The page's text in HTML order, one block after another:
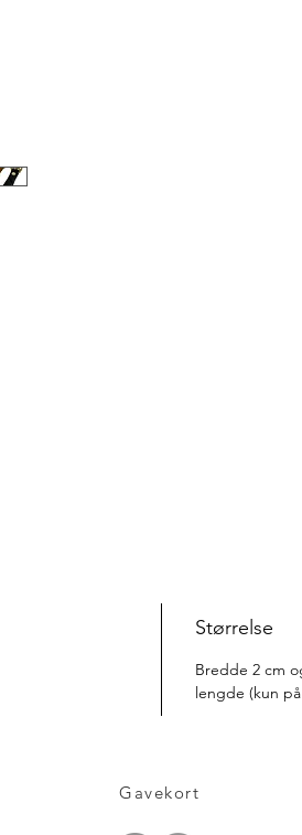
Størrelse
Bredde 2 cm
lengde (kun
Gavekort